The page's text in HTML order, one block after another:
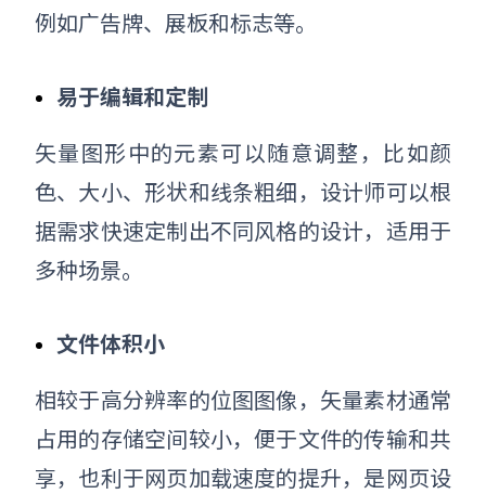
例如广告牌、展板和标志等。
易于编辑和定制
矢量图形中的元素可以随意调整，比如颜
色、大小、形状和线条粗细，设计师可以根
据需求快速定制出不同风格的设计，适用于
多种场景。
文件体积小
相较于高分辨率的位图图像，矢量素材通常
占用的存储空间较小，便于文件的传输和共
享，也利于网页加载速度的提升，是网页设